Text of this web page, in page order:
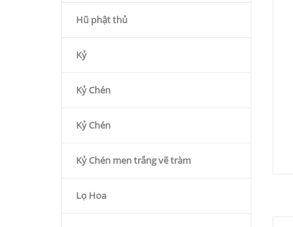
Hũ phật thủ
Kỷ
Kỷ Chén
Kỷ Chén
Kỷ Chén men trắng vẽ tràm
Lọ Hoa